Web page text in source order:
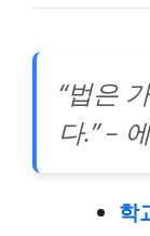
“법은
다.” –
학